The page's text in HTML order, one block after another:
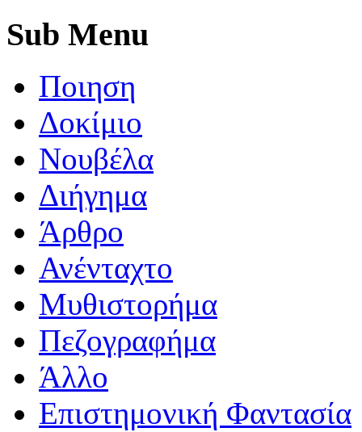
Sub Menu
Ποιηση
Δοκίμιο
Νουβέλα
Διήγημα
Άρθρο
Ανένταχτο
Μυθιστορήμα
Πεζογραφήμα
Άλλο
Επιστημονική Φαντασία